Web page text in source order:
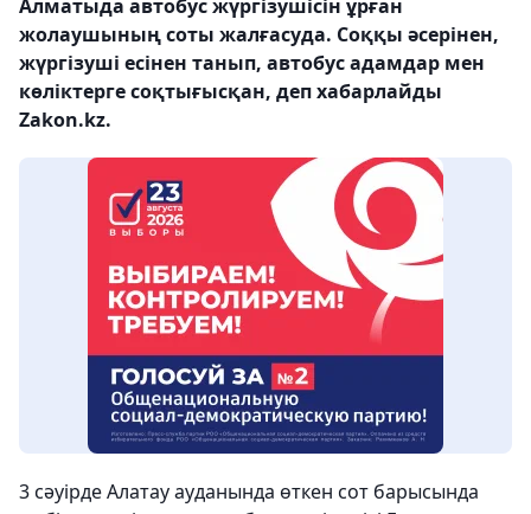
Алматыда автобус жүргізушісін ұрған
жолаушының соты жалғасуда. Соққы әсерінен,
жүргізуші есінен танып, автобус адамдар мен
көліктерге соқтығысқан, деп хабарлайды
Zakon.kz.
3 сәуірде Алатау ауданында өткен сот барысында